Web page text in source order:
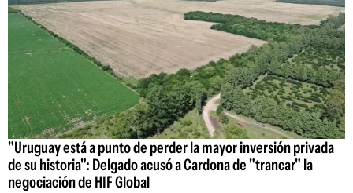
"Uruguay está a punto de perder la mayor inversión privada
de su historia": Delgado acusó a Cardona de "trancar" la
negociación de HIF Global